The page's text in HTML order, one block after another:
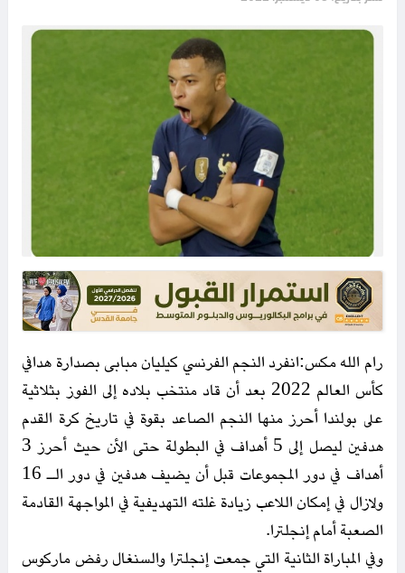
رام الله مكس:انفرد النجم الفرنسي كيليان مبابى بصدارة هدافي
كأس العالم 2022 بعد أن قاد منتخب بلاده إلى الفوز بثلاثية
على بولندا أحرز منها النجم الصاعد بقوة في تاريخ كرة القدم
هدفين ليصل إلى 5 أهداف في البطولة حتى الأن حيث أحرز 3
أهداف في دور المجموعات قبل أن يضيف هدفين في دور الـ 16
ولازال في إمكان اللاعب زيادة غلته التهديفية في المواجهة القادمة
الصعبة أمام إنجلترا.
وفي المباراة الثانية التي جمعت إنجلترا والسنغال رفض ماركوس